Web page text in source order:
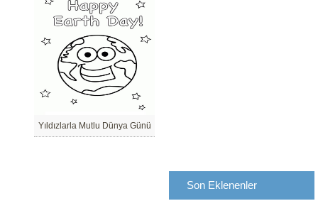
Yıldızlarla Mutlu Dünya Günü
Son Eklenenler